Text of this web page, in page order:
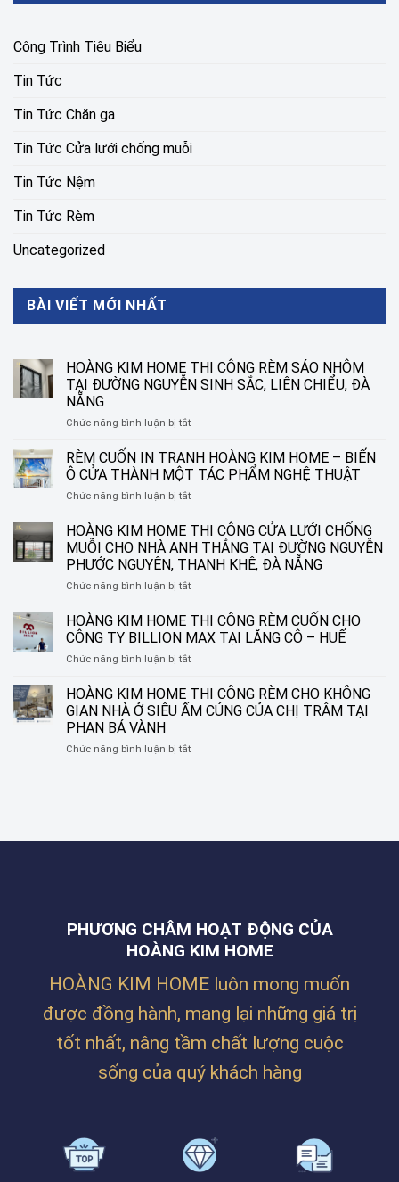
Công Trình Tiêu Biểu
Tin Tức
Tin Tức Chăn ga
Tin Tức Cửa lưới chống muỗi
Tin Tức Nệm
Tin Tức Rèm
Uncategorized
BÀI VIẾT MỚI NHẤT
HOÀNG KIM HOME THI CÔNG RÈM SÁO NHÔM
TẠI ĐƯỜNG NGUYỄN SINH SẮC, LIÊN CHIỂU, ĐÀ
NẴNG
Chức năng bình luận bị tắtở
KIM
HOME
THI
CÔNG
SÁO
NHÔM
TẠI
ĐƯỜNG
NGUYỄN
SẮC,
LIÊN
ĐÀ
RÈM CUỐN IN TRANH HOÀNG KIM HOME – BIẾN
Ô CỬA THÀNH MỘT TÁC PHẨM NGHỆ THUẬT
Chức năng bình luận bị tắtở
CUỐN
IN
TRANH
HOÀNG
KIM
–
BIẾN
Ô
CỬA
MỘT
TÁC
THUẬT
HOÀNG KIM HOME THI CÔNG CỬA LƯỚI CHỐNG
MUỖI CHO NHÀ ANH THẮNG TẠI ĐƯỜNG NGUYỄN
PHƯỚC NGUYÊN, THANH KHÊ, ĐÀ NẴNG
Chức năng bình luận bị tắtở
KIM
HOME
THI
CÔNG
LƯỚI
CHỐNG
NHÀ
PHƯỚC
HOÀNG KIM HOME THI CÔNG RÈM CUỐN CHO
CÔNG TY BILLION MAX TẠI LĂNG CÔ – HUẾ
Chức năng bình luận bị tắtở
KIM
HOME
THI
RÈM
MAX
HOÀNG KIM HOME THI CÔNG RÈM CHO KHÔNG
GIAN NHÀ Ở SIÊU ẤM CÚNG CỦA CHỊ TRÂM TẠI
PHAN BÁ VÀNH
Chức năng bình luận bị tắtở
RÈM
SIÊU
ẤM
CÚNG
CỦA
CHỊ
TẠI
BÁ
VÀNH
PHƯƠNG CHÂM HOẠT ĐỘNG CỦA
HOÀNG KIM HOME
HOÀNG KIM HOME luôn mong muốn
được đồng hành, mang lại những giá trị
tốt nhất, nâng tầm chất lượng cuộc
sống của quý khách hàng